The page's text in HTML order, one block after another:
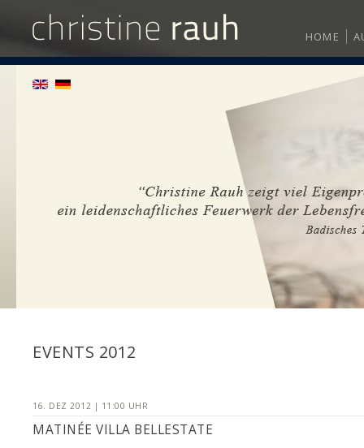
HOME
EVENTS 2012
16. DEZ 2012 | 11:00 UHR
MATINÉE VILLA BELLESTATE